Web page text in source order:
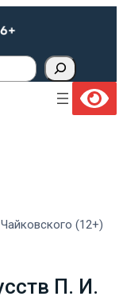
(12+)
П. И.